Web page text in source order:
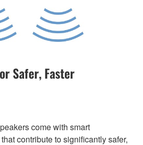
Safer, Faster
come with smart
contribute to significantly safer,